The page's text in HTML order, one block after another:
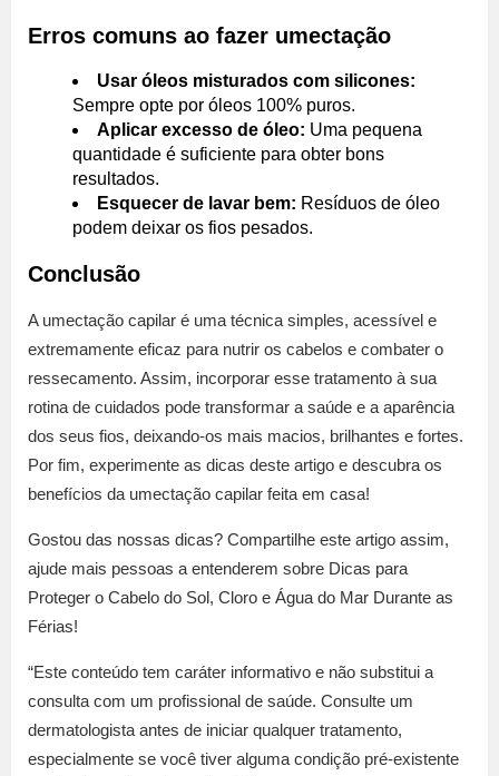
Erros comuns ao fazer umectação
Usar óleos misturados com silicones:
Sempre opte por óleos 100% puros.
Aplicar excesso de óleo: Uma pequena
quantidade é suficiente para obter bons
resultados.
Esquecer de lavar bem: Resíduos de óleo
podem deixar os fios pesados.
Conclusão
A umectação capilar é uma técnica simples, acessível e
extremamente eficaz para nutrir os cabelos e combater o
ressecamento. Assim, incorporar esse tratamento à sua
rotina de cuidados pode transformar a saúde e a aparência
dos seus fios, deixando-os mais macios, brilhantes e fortes.
Por fim, experimente as dicas deste artigo e descubra os
benefícios da umectação capilar feita em casa!
Gostou das nossas dicas? Compartilhe este artigo assim,
ajude mais pessoas a entenderem sobre Dicas para
Proteger o Cabelo do Sol, Cloro e Água do Mar Durante as
Férias!
“Este conteúdo tem caráter informativo e não substitui a
consulta com um profissional de saúde. Consulte um
dermatologista antes de iniciar qualquer tratamento,
especialmente se você tiver alguma condição pré-existente